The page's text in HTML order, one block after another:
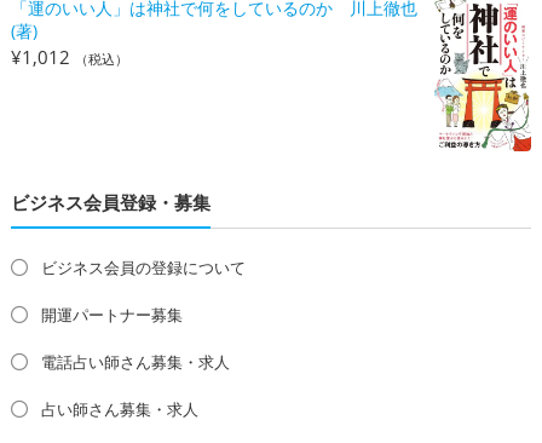
「運のいい人」は神社で何をしているのか 川上徹也
(著)
¥1,012 （税込）
ビジネス会員登録・募集
ビジネス会員の登録について
開運パートナー募集
電話占い師さん募集・求人
占い師さん募集・求人